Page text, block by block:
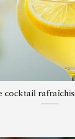
cocktail